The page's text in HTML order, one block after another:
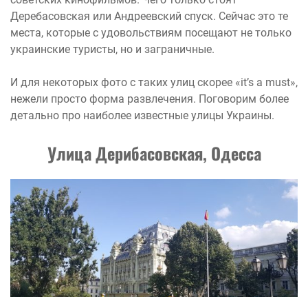
Деребасовская или Андреевский спуск. Сейчас это те
места, которые с удовольствиям посещают не только
украинские туристы, но и заграничные.
И для некоторых фото с таких улиц скорее «it’s a must»,
нежели просто форма развлечения. Поговорим более
детально про наиболее известные улицы Украины.
Улица Дерибасовская, Одесса